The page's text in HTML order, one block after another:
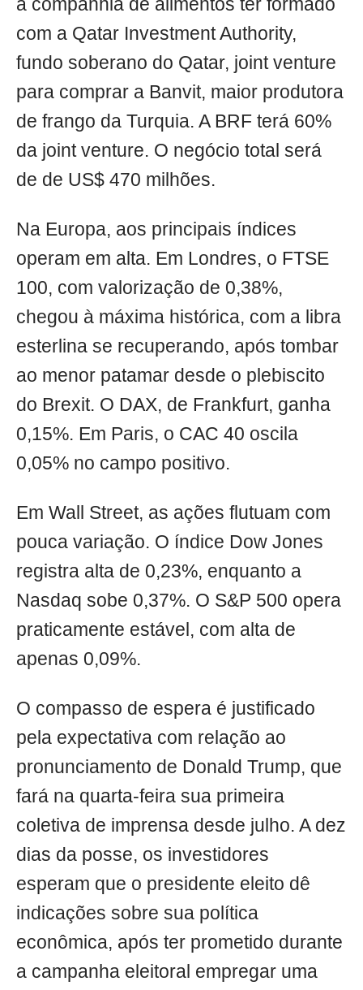
a companhia de alimentos ter formado
com a Qatar Investment Authority,
fundo soberano do Qatar, joint venture
para comprar a Banvit, maior produtora
de frango da Turquia. A BRF terá 60%
da joint venture. O negócio total será
de de US$ 470 milhões.
Na Europa, aos principais índices
operam em alta. Em Londres, o FTSE
100, com valorização de 0,38%,
chegou à máxima histórica, com a libra
esterlina se recuperando, após tombar
ao menor patamar desde o plebiscito
do Brexit. O DAX, de Frankfurt, ganha
0,15%. Em Paris, o CAC 40 oscila
0,05% no campo positivo.
Em Wall Street, as ações flutuam com
pouca variação. O índice Dow Jones
registra alta de 0,23%, enquanto a
Nasdaq sobe 0,37%. O S&P 500 opera
praticamente estável, com alta de
apenas 0,09%.
O compasso de espera é justificado
pela expectativa com relação ao
pronunciamento de Donald Trump, que
fará na quarta-feira sua primeira
coletiva de imprensa desde julho. A dez
dias da posse, os investidores
esperam que o presidente eleito dê
indicações sobre sua política
econômica, após ter prometido durante
a campanha eleitoral empregar uma